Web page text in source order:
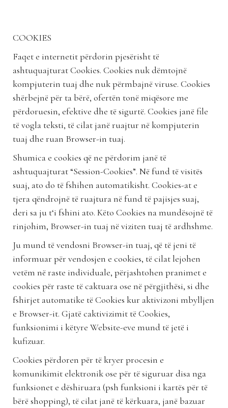
COOKIES
Faqet e internetit përdorin pjesërisht të
ashtuquajturat Cookies. Cookies nuk dëmtojnë
kompjuterin tuaj dhe nuk përmbajnë viruse. Cookies
shërbejnë për ta bërë, ofertën tonë miqësore me
përdoruesin, efektive dhe të sigurtë. Cookies janë file
të vogla teksti, të cilat janë ruajtur në kompjuterin
tuaj dhe ruan Browser-in tuaj.
Shumica e cookies që ne përdorim janë të
ashtuquajturat “Session-Cookies”. Në fund të visitës
suaj, ato do të fshihen automatikisht. Cookies-at e
tjera qëndrojnë të ruajtura në fund të pajisjes suaj,
deri sa ju t‘i fshini ato. Këto Cookies na mundësojnë të
rinjohim, Browser-in tuaj në viziten tuaj të ardhshme.
Ju mund të vendosni Browser-in tuaj, që të jeni të
informuar për vendosjen e cookies, të cilat lejohen
vetëm në raste individuale, përjashtohen pranimet e
cookies për raste të caktuara ose në përgjithësi, si dhe
fshirjet automatike të Cookies kur aktivizoni mbylljen
e Browser-it. Gjatë caktivizimit të Cookies,
funksionimi i këtyre Website-eve mund të jetë i
kufizuar.
Cookies përdoren për të kryer procesin e
komunikimit elektronik ose për të siguruar disa nga
funksionet e dëshiruara (psh funksioni i kartës për të
bërë shopping), të cilat janë të kërkuara, janë bazuar